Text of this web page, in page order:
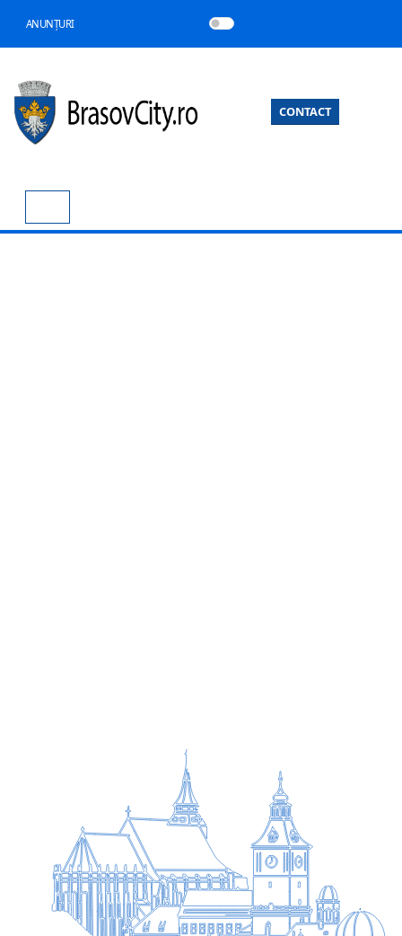
ANUNȚURI
CONTACT